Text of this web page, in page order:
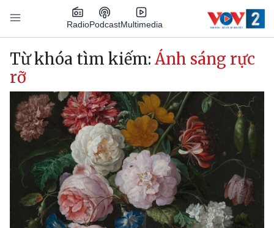
Nhảy đến nội dung
RadioPodcastMultimedia
Main navigation
Từ khóa tìm kiếm: Ánh sáng rực
rỡ